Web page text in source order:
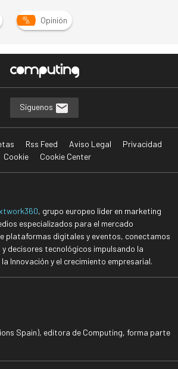
Opinión
Síguenos
Rss Feed Aviso Legal
Privacidad
Cookie
Cookie Center
, grupo europeo líder en marketing
especializados para el mercado
plataformas digitales y eventos, conectamos
decisores tecnológicos impulsando la
Innovación y el crecimiento empresarial.
Spain), editora de Computing, forma parte